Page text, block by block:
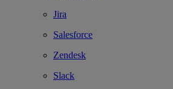
Jira
Salesforce
Zendesk
Slack